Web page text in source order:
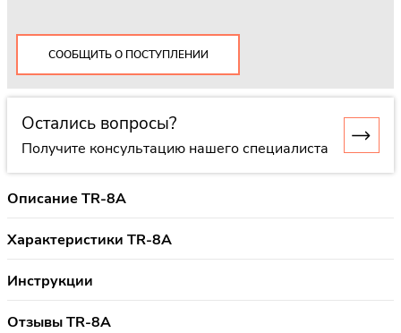
СООБЩИТЬ О ПОСТУПЛЕНИИ
Остались вопросы?
Получите консультацию нашего специалиста
Описание TR-8A
Характеристики TR-8A
Инструкции
Отзывы TR-8A